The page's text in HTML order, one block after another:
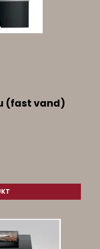
(fast vand)